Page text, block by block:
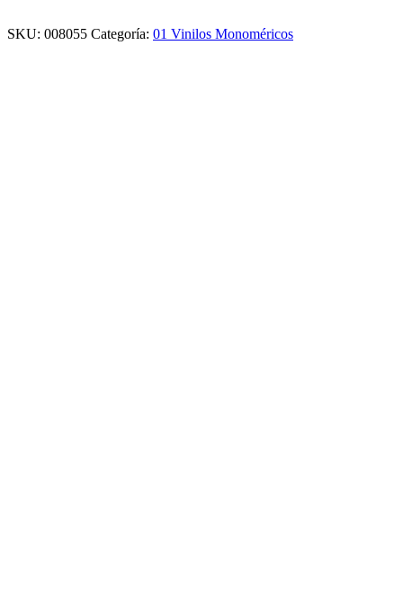
SKU: 008055 Categoría: 01 Vinilos Monoméricos